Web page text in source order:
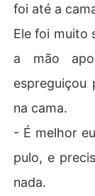
foi até a
Ele foi muito
a mão
espreguiçou
na cama.
- É melhor
pulo, e
nada.